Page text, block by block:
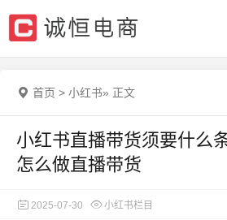
首页 > 小红书» 正文
小红书直播带货须要什么
怎么做直播带货
2025-07-30 小红书栏目